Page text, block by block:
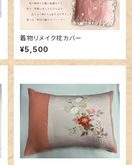
着物リメイク枕カバー
¥5,500